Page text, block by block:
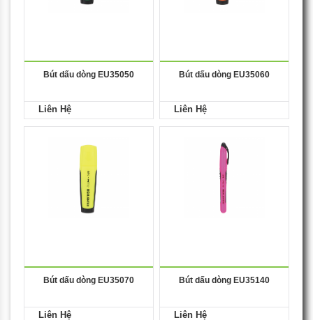
Bút dấu dòng EU35050
Liên Hệ
Bút dấu dòng EU35060
Liên Hệ
Bút dấu dòng EU35070
Liên Hệ
Bút dấu dòng EU35140
Liên Hệ